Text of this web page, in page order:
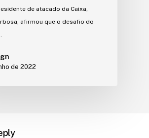
de atacado da Caixa,
afirmou que o desafio do
de 2022